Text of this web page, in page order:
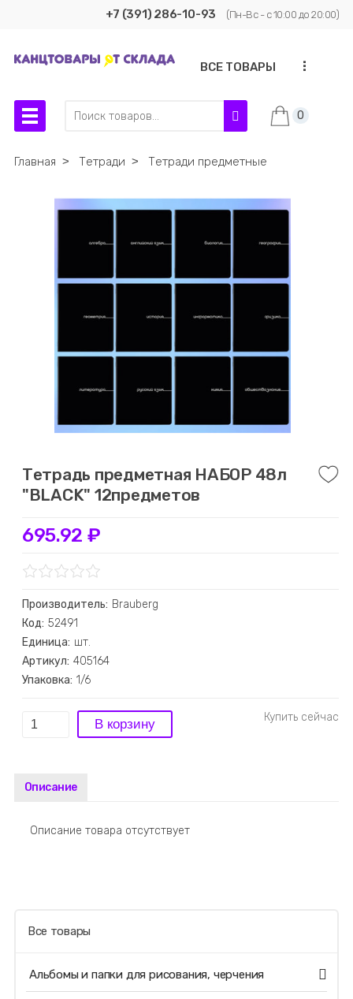
+7 (391) 286-10-93 (Пн-Вс - с 10:00 до 20:00)
ВСЕ ТОВАРЫ ...
0
Главная ˃ Тетради ˃ Тетради предметные
Тетрадь предметная НАБОР 48л
"BLACK" 12предметов
695.92 ₽
Производитель: Brauberg
Код: 52491
Единица: шт.
Артикул: 405164
Упаковка: 1/6
Описание
Описание товара отсутствует
Все товары
Альбомы и папки для рисования, черчения